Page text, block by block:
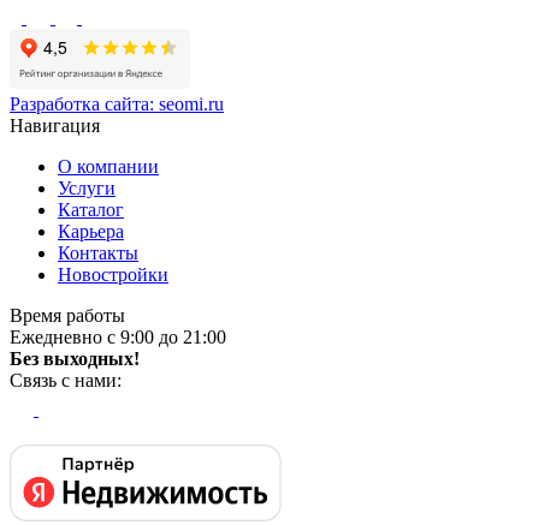
Разработка сайта: seomi.ru
Навигация
О компании
Услуги
Каталог
Карьера
Контакты
Новостройки
Время работы
Ежедневно с 9:00 до 21:00
Без выходных!
Связь с нами: